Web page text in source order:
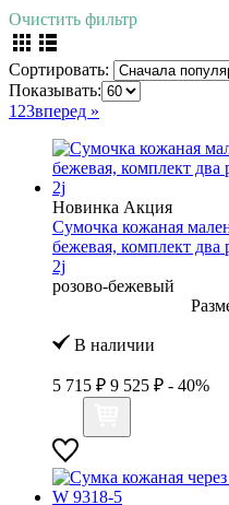
Очистить фильтр
Сортировать:
Показывать:
1 23вперед »
Новинка Акция
Сумочка кожаная
бежевая, комплект
2j
розово-бежевый
В наличии
5 715 ₽ 9 525 ₽ - 40%